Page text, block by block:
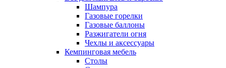
Шампура
Газовые горелки
Газовые баллоны
Разжигатели огня
Чехлы и аксессуары
Кемпинговая мебель
Столы